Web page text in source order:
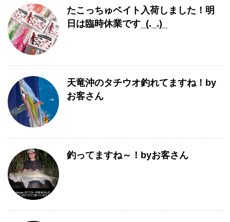
別
一
覧
たこっちゅベイト入荷しました！明
日は臨時休業です_(._.)_
天竜沖のタチウオ釣れてますね！by
お客さん
釣ってますね～！byお客さん